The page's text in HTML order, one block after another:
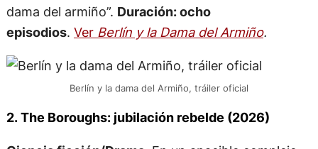
dama del armiño”. Duración: ocho
episodios. Ver Berlín y la Dama del Armiño.
Berlín y la dama del Armiño, tráiler oficial
2. The Boroughs: jubilación rebelde (2026)